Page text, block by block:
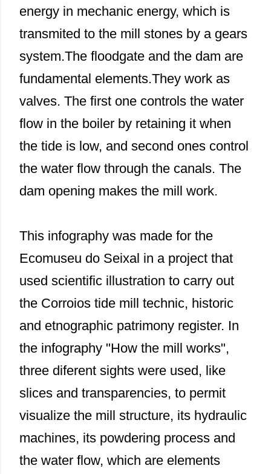
energy in mechanic energy, which is
transmited to the mill stones by a gears
system.The floodgate and the dam are
fundamental elements.They work as
valves. The first one controls the water
flow in the boiler by retaining it when
the tide is low, and second ones control
the water flow through the canals. The
dam opening makes the mill work.
This infography was made for the
Ecomuseu do Seixal in a project that
used scientific illustration to carry out
the Corroios tide mill technic, historic
and etnographic patrimony register. In
the infography "How the mill works",
three diferent sights were used, like
slices and transparencies, to permit
visualize the mill structure, its hydraulic
machines, its powdering process and
the water flow, which are elements